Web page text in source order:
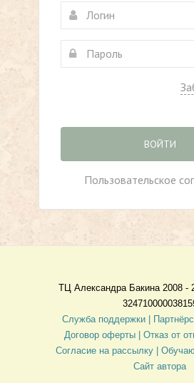
ВОЙТИ
Пользовательское
ТЦ Александра Бакина 2008 -
Служба поддержки |
Договор оферты
| Отказ от
Согласие на рассылку |
Сайт автора